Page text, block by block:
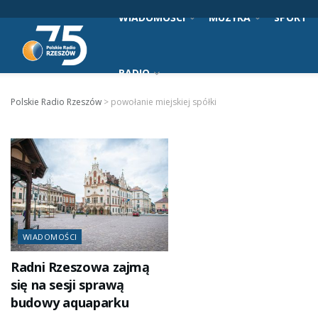
WIADOMOŚCI MUZYKA SPORT
RADIO
Polskie Radio Rzeszów > powołanie miejskiej spółki
WIADOMOŚCI
Radni Rzeszowa zajmą
się na sesji sprawą
budowy aquaparku